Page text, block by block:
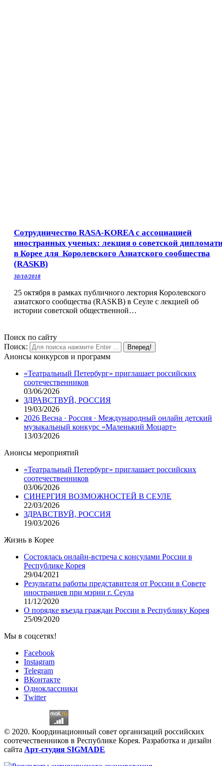
Сотрудничество RASA-KOREA с ассоциацией
иностранных ученых: лекция о советской
в Корее для Королевского Азиатского сообщества
(RASKB)
30/10/2018
25 октября в рамках публичного лектория Королевского
азиатского сообщества (RASKB) в Сеуле с лекцией об
истории советской общественной…
Поиск по сайту
Поиск:
Анонсы конкурсов и программ
«Театральный Петербург» приглашает российских
соотечественников
03/06/2026
ЗДРАВСТВУЙ, РОССИЯ
19/03/2026
2026 Весна · Россия · Международный онлайн детский
музыкальный конкурс «Маленький Моцарт»
13/03/2026
Анонсы мероприятий
«Театральный Петербург» приглашает российских
соотечественников
03/06/2026
СИНЕРГИЯ ВОЗМОЖНОСТЕЙ В СЕУЛЕ
22/03/2026
ЗДРАВСТВУЙ, РОССИЯ
19/03/2026
Жизнь в Корее
Состоялась онлайн-встреча с консулами России в
Республике Корея
29/04/2021
Результаты работы представителя от России в Совете
иностранцев при мэрии г. Сеула
11/12/2020
О порядке въезда граждан России в Республику Корея
25/09/2020
Мы в соцсетях!
Facebook
Instagram
Telegram
ВКонтакте
Одноклассники
Twitter
© 2020. Координационный совет организаций российских
соотечественников в Республике Корея. Разработка и дизайн
сайта Арт-студия SIGMADE